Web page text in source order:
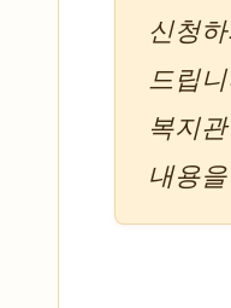
신청
드립
복지
내용